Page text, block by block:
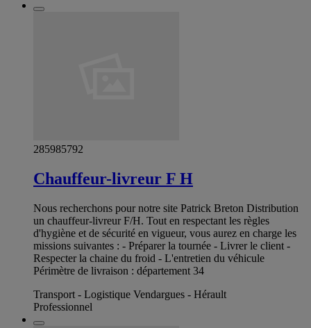
285985792
Chauffeur-livreur F H
Nous recherchons pour notre site Patrick Breton Distribution
un chauffeur-livreur F/H. Tout en respectant les règles
d'hygiène et de sécurité en vigueur, vous aurez en charge les
missions suivantes : - Préparer la tournée - Livrer le client -
Respecter la chaine du froid - L'entretien du véhicule
Périmètre de livraison : département 34
Transport - Logistique Vendargues - Hérault
Professionnel